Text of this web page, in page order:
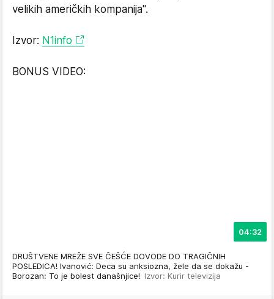
velikih američkih kompanija".
Izvor: N1info
BONUS VIDEO:
04:32
DRUŠTVENE MREŽE SVE ČEŠĆE DOVODE DO TRAGIČNIH
POSLEDICA! Ivanović: Deca su anksiozna, žele da se dokažu -
Borozan: To je bolest današnjice! Izvor: Kurir televizija